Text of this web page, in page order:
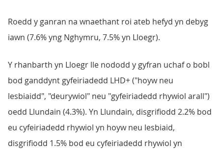
Roedd y ganran na wnaethant roi ateb hefyd yn debyg
iawn (7.6% yng Nghymru, 7.5% yn Lloegr).
Y rhanbarth yn Lloegr lle nododd y gyfran uchaf o bobl
bod ganddynt gyfeiriadedd LHD+ ("hoyw neu
lesbiaidd", "deurywiol" neu "gyfeiriadedd rhywiol arall")
oedd Llundain (4.3%). Yn Llundain, disgrifiodd 2.2% bod
eu cyfeiriadedd rhywiol yn hoyw neu lesbiaid,
disgrifiodd 1.5% bod eu cyfeiriadedd rhywiol yn